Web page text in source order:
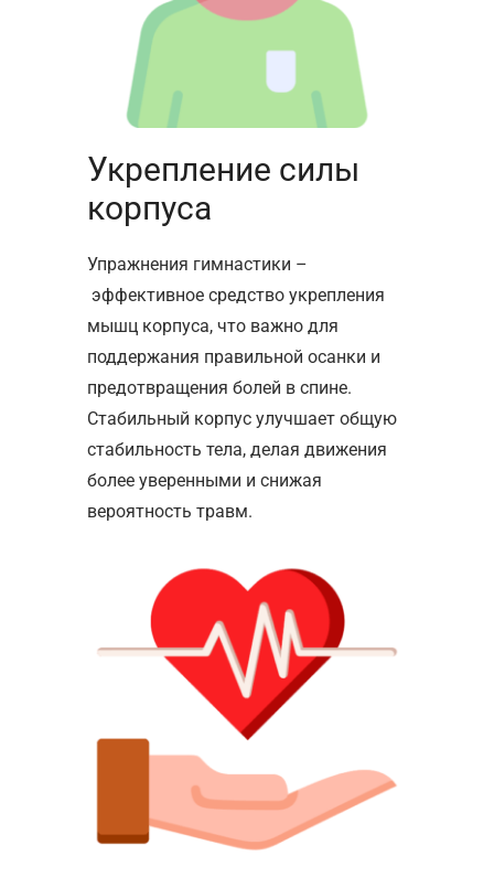
Укрепление силы
корпуса
Упражнения гимнастики –
эффективное средство укрепления
мышц корпуса, что важно для
поддержания правильной осанки и
предотвращения болей в спине.
Стабильный корпус улучшает общую
стабильность тела, делая движения
более уверенными и снижая
вероятность травм.